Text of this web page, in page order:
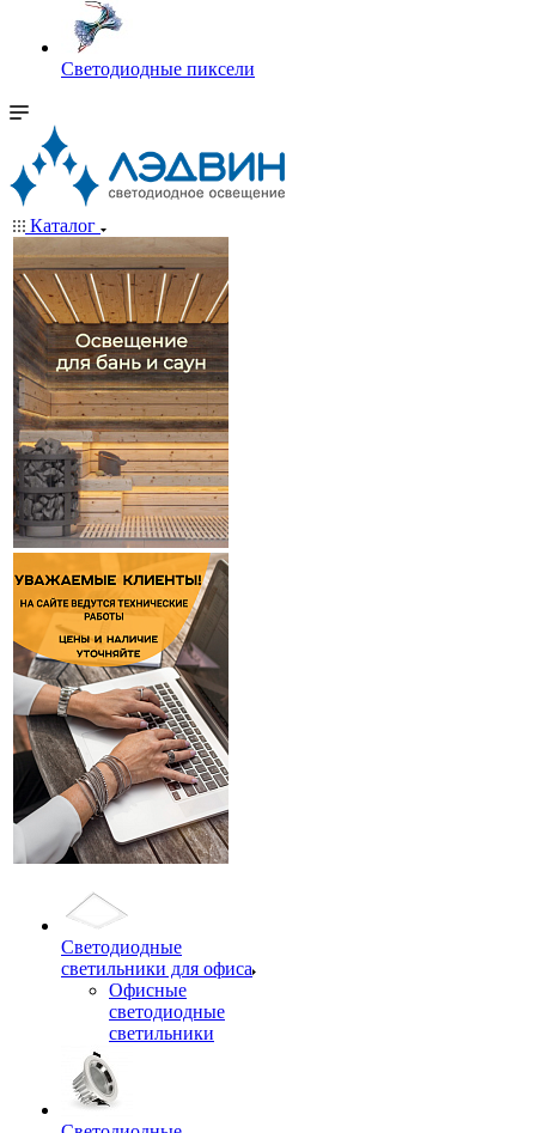
Светодиодные пиксели
Каталог
Светодиодные
светильники для офиса
Офисные
светодиодные
светильники